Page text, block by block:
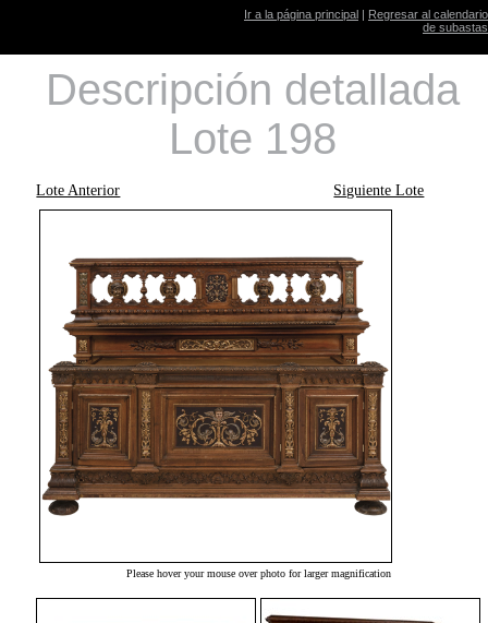
Ir a la página principal | Regresar al calendario
de subastas
Descripción detallada
Lote 198
Lote Anterior Siguiente Lote
Please hover your mouse over photo for larger magnification